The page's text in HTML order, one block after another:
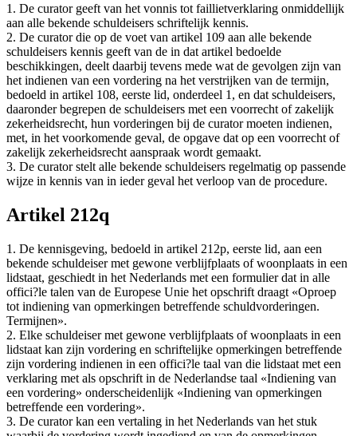
1. De curator geeft van het vonnis tot faillietverklaring onmiddellijk
aan alle bekende schuldeisers schriftelijk kennis.
2. De curator die op de voet van artikel 109 aan alle bekende
schuldeisers kennis geeft van de in dat artikel bedoelde
beschikkingen, deelt daarbij tevens mede wat de gevolgen zijn van
het indienen van een vordering na het verstrijken van de termijn,
bedoeld in artikel 108, eerste lid, onderdeel 1, en dat schuldeisers,
daaronder begrepen de schuldeisers met een voorrecht of zakelijk
zekerheidsrecht, hun vorderingen bij de curator moeten indienen,
met, in het voorkomende geval, de opgave dat op een voorrecht of
zakelijk zekerheidsrecht aanspraak wordt gemaakt.
3. De curator stelt alle bekende schuldeisers regelmatig op passende
wijze in kennis van in ieder geval het verloop van de procedure.
Artikel 212q
1. De kennisgeving, bedoeld in artikel 212p, eerste lid, aan een
bekende schuldeiser met gewone verblijfplaats of woonplaats in een
lidstaat, geschiedt in het Nederlands met een formulier dat in alle
offici?le talen van de Europese Unie het opschrift draagt «Oproep
tot indiening van opmerkingen betreffende schuldvorderingen.
Termijnen».
2. Elke schuldeiser met gewone verblijfplaats of woonplaats in een
lidstaat kan zijn vordering en schriftelijke opmerkingen betreffende
zijn vordering indienen in een offici?le taal van die lidstaat met een
verklaring met als opschrift in de Nederlandse taal «Indiening van
een vordering» onderscheidenlijk «Indiening van opmerkingen
betreffende een vordering».
3. De curator kan een vertaling in het Nederlands van het stuk